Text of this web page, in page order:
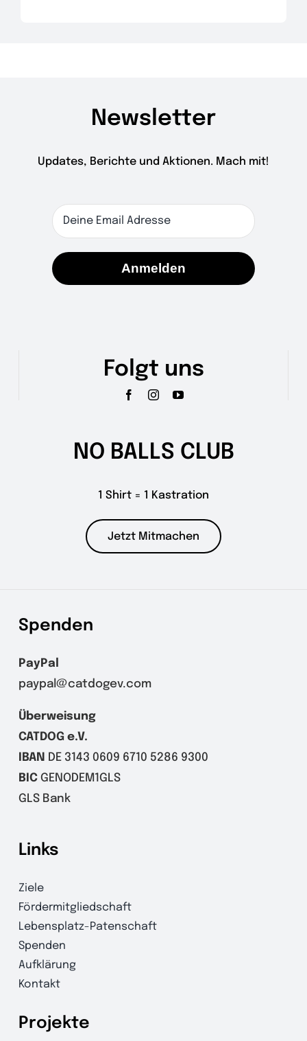
Newsletter
Updates, Berichte und Aktionen. Mach mit!
Anmelden
Folgt uns
NO BALLS CLUB
1 Shirt = 1 Kastration
Jetzt Mitmachen
Spenden
PayPal
paypal@catdogev.com
Überweisung
CATDOG e.V.
IBAN
DE 3143 0609 6710 5286 9300
BICGENODEM1GLS
GLS Bank
Links
Ziele
Fördermitgliedschaft
Lebensplatz-Patenschaft
Spenden
Aufklärung
Kontakt
Projekte